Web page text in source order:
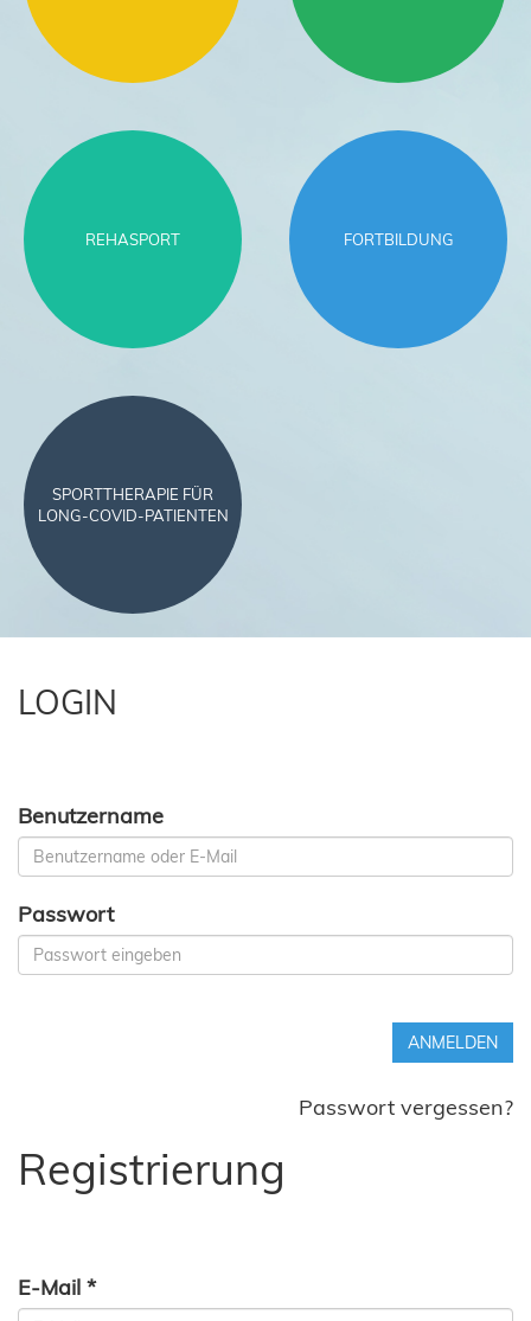
REHASPORT FORTBILDUNG
SPORTTHERAPIE FÜR
LONG-COVID-PATIENTEN
LOGIN
Benutzername
Passwort
ANMELDEN
Passwort vergessen?
Registrierung
E-Mail *